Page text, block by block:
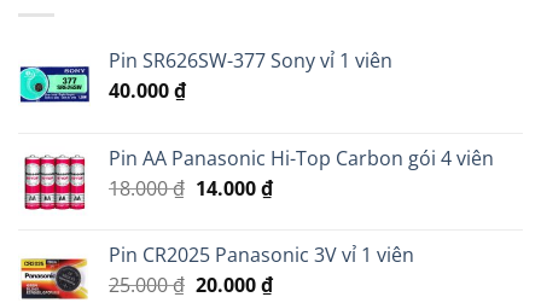
Pin SR626SW-377 Sony vỉ 1 viên
40.000₫
Pin AA Panasonic Hi-Top Carbon gói 4 viên
18.000₫ Giá
18.000 ₫.
14.000₫Giá
là:
14.000 ₫.
Pin CR2025 Panasonic 3V vỉ 1 viên
25.000₫ Giá
20.000₫Giá